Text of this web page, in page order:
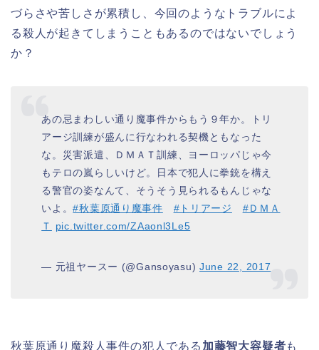
づらさや苦しさが累積し、今回のようなトラブルによ
る殺人が起きてしまうこともあるのではないでしょう
か？
あの忌まわしい通り魔事件からもう９年か。トリ
アージ訓練が盛んに行なわれる契機ともなった
な。災害派遣、ＤＭＡＴ訓練、ヨーロッパじゃ今
もテロの嵐らしいけど。日本で犯人に拳銃を構え
る警官の姿なんて、そうそう見られるもんじゃな
いよ。#秋葉原通り魔事件 #トリアージ
#ＤＭＡ
Ｔ
pic.twitter.com/ZAaonl3Le5
— 元祖ヤースー (@Gansoyasu)June 22, 2017
秋葉原通り魔殺人事件の犯人である 加藤智大容疑者も